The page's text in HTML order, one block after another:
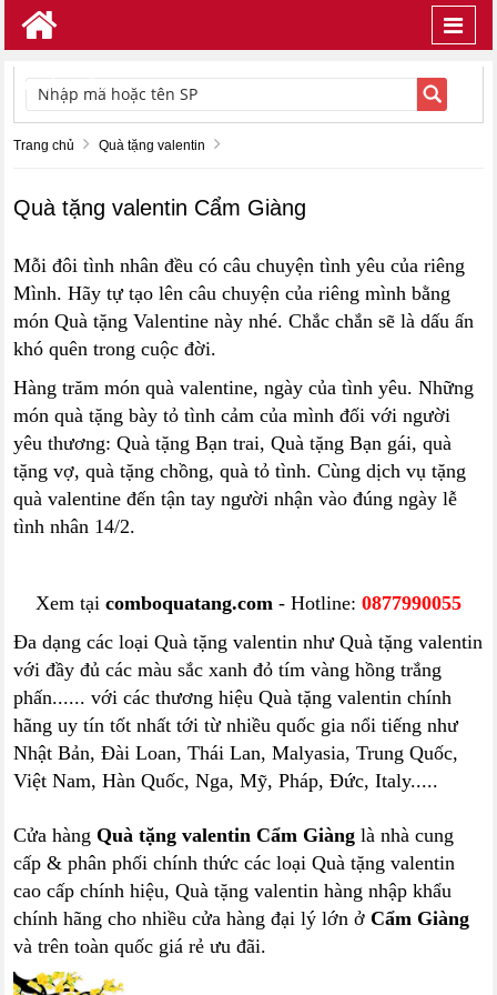
TÌM KIẾM
Trang chủ Quà tặng valentin
Quà tặng valentin Cẩm Giàng
Mỗi đôi tình nhân đều có câu chuyện tình yêu của riêng
Mình. Hãy tự tạo lên câu chuyện của riêng mình bằng
món Quà tặng Valentine này nhé. Chắc chắn sẽ là dấu ấn
khó quên trong cuộc đời.
Hàng trăm món quà valentine, ngày của tình yêu. Những
món quà tặng bày tỏ tình cảm của mình đối với người
yêu thương: Quà tặng Bạn trai, Quà tặng Bạn gái, quà
tặng vợ, quà tặng chồng, quà tỏ tình. Cùng dịch vụ tặng
quà valentine đến tận tay người nhận vào đúng ngày lễ
tình nhân 14/2.
Xem tại comboquatang.com - Hotline: 0877990055
Đa dạng các loại Quà tặng valentin như Quà tặng valentin
với đầy đủ các màu sắc xanh đỏ tím vàng hồng trắng
phấn...... với các thương hiệu Quà tặng valentin chính
hãng uy tín tốt nhất tới từ nhiều quốc gia nổi tiếng như
Nhật Bản, Đài Loan, Thái Lan, Malyasia, Trung Quốc,
Việt Nam, Hàn Quốc, Nga, Mỹ, Pháp, Đức, Italy.....
Cửa hàngQuà tặng valentin Cẩm Giàng là nhà cung
cấp & phân phối chính thức các loại Quà tặng valentin
cao cấp chính hiệu, Quà tặng valentin hàng nhập khẩu
chính hãng cho nhiều cửa hàng đại lý lớn ởCẩm Giàng
và trên toàn quốc giá rẻ ưu đãi.